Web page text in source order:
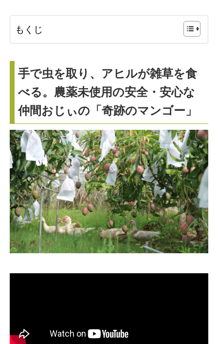
の
ン
ゴ
ー
」
農
薬
を
一
切
使
っ
て
もくじ
手で虫を取り、アヒルが雑草を食
べる。農薬未使用の安全・安心な
仲間おじぃの「奇跡のマンゴー」